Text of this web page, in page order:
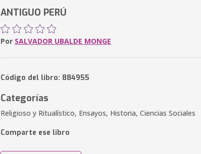
ANTIGUO PERÚ
Por SALVADOR UBALDE MONGE
Código del libro: 884955
Categorías
Religioso y Ritualístico, Ensayos, Historia, Ciencias Sociales
Comparte ese libro